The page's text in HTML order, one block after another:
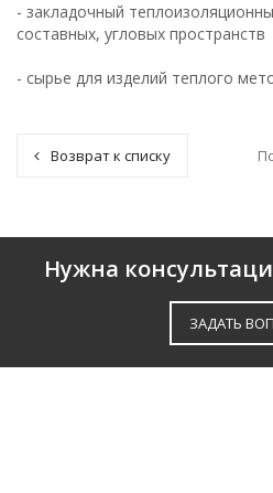
- закладочный
составных, угловых пространств
- сырье для изделий теплого
Возврат к списку
Нужна
ЗАДАТЬ